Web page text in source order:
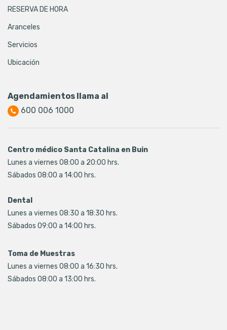
RESERVA DE HORA
Aranceles
Servicios
Ubicación
Agendamientos llama al
600 006 1000
Centro médico Santa Catalina en Buin
Lunes a viernes 08:00 a 20:00 hrs.
Sábados 08:00 a 14:00 hrs.
Dental
Lunes a viernes 08:30 a 18:30 hrs.
Sábados 09:00 a 14:00 hrs.
Toma de Muestras
Lunes a viernes 08:00 a 16:30 hrs.
Sábados 08:00 a 13:00 hrs.